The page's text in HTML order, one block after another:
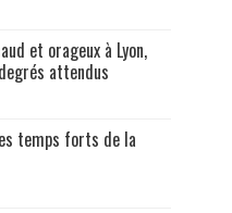
et orageux à Lyon,
attendus
temps forts de la